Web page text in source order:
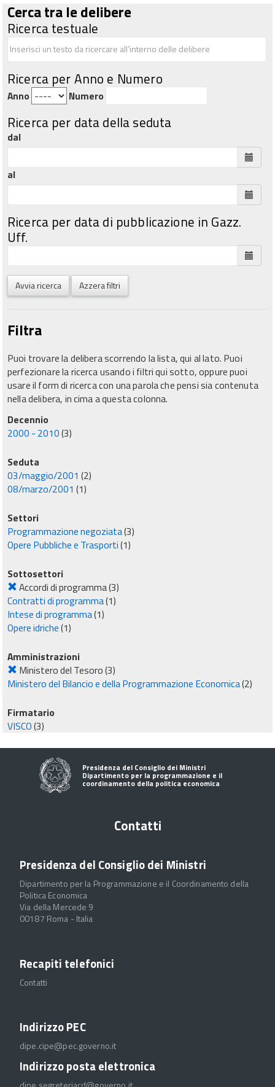
Cerca tra le delibere
Ricerca testuale
Ricerca per Anno e Numero
Anno Numero
Ricerca per data della seduta
dal
al
Ricerca per data di pubblicazione in Gazz.
Uff.
Avvia ricerca Azzera filtri
Filtra
Puoi trovare la delibera scorrendo la lista, qui al lato. Puoi
perfezionare la ricerca usando i filtri qui sotto, oppure puoi
usare il form di ricerca con una parola che pensi sia contenuta
nella delibera, in cima a questa colonna.
Decennio
2000 - 2010(3)
Seduta
03/maggio/2001 (2)
08/marzo/2001 (1)
Settori
Programmazione negoziata(3)
Opere Pubbliche e Trasporti(1)
Sottosettori
Accordi di programma(3)
Contratti di programma(1)
Intese di programma(1)
Opere idriche(1)
Amministrazioni
Ministero del Tesoro(3)
Ministero del Bilancio e della Programmazione Economica(2)
Firmatario
VISCO(3)
Presidenza del Consiglio dei Ministri
Dipartimento per la programmazione e il
coordinamento della politica economica
Contatti
Presidenza del Consiglio dei Ministri
Dipartimento per la Programmazione e il Coordinamento della
Politica Economica
Via della Mercede 9
00187 Roma - Italia
Recapiti telefonici
Contatti
Indirizzo PEC
dipe.cipe@pec.governo.it
Indirizzo posta elettronica